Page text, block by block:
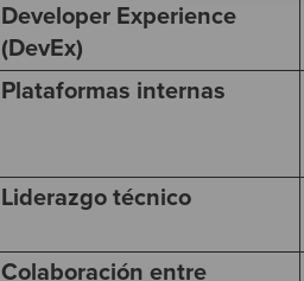
Developer Experience
(DevEx)
Plataformas internas
Liderazgo técnico
Colaboración entre